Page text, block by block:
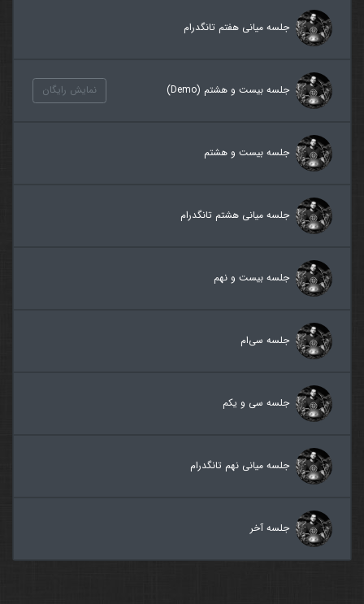
جلسه میانی هفتم تانگدرام
جلسه بیست و هشتم (Demo) نمایش رایگان
جلسه بیست و هشتم
جلسه میانی هشتم تانگدرام
جلسه بیست و نهم
جلسه سی‌ام
جلسه سی و یکم
جلسه میانی نهم تانگدرام
جلسه آخر